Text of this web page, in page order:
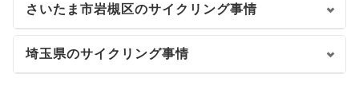
さいたま市岩槻区のサイクリング事情
埼玉県のサイクリング事情